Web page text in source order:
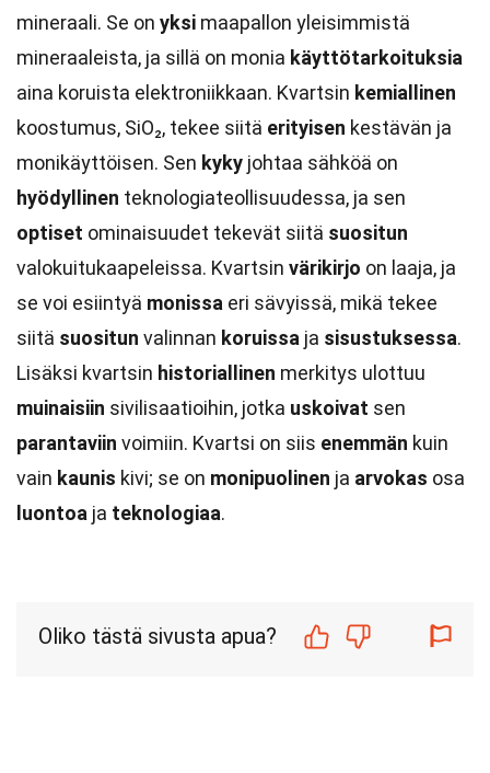
mineraali. Se on yksi maapallon yleisimmistä
mineraaleista, ja sillä on monia käyttötarkoituksia
aina koruista elektroniikkaan. Kvartsin kemiallinen
koostumus, SiO₂, tekee siitä erityisen kestävän ja
monikäyttöisen. Sen kyky johtaa sähköä on
hyödyllinen teknologiateollisuudessa, ja sen
optiset ominaisuudet tekevät siitä suositun
valokuitukaapeleissa. Kvartsin värikirjo on laaja, ja
se voi esiintyä monissa eri sävyissä, mikä tekee
siitä suositun valinnan koruissa ja sisustuksessa.
Lisäksi kvartsin historiallinen merkitys ulottuu
muinaisiin sivilisaatioihin, jotka uskoivat sen
parantaviin voimiin. Kvartsi on siis enemmän kuin
vain kaunis kivi; se on monipuolinen ja arvokas osa
luontoa ja teknologiaa.
Oliko tästä sivusta apua?